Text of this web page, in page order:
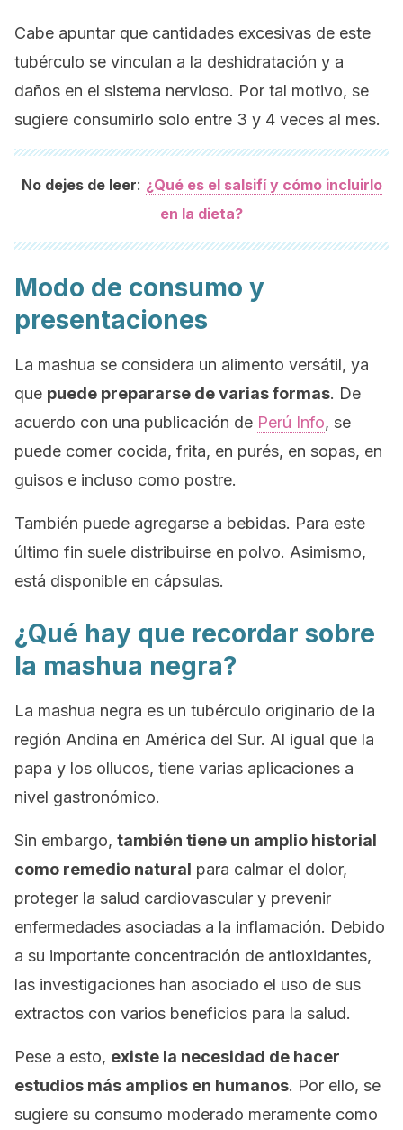
Cabe apuntar que cantidades excesivas de este
tubérculo se vinculan a la deshidratación y a
daños en el sistema nervioso. Por tal motivo, se
sugiere consumirlo solo entre 3 y 4 veces al mes.
No dejes de leer: ¿Qué es el salsifí y cómo incluirlo
en la dieta?
Modo de consumo y
presentaciones
La mashua se considera un alimento versátil, ya
que puede prepararse de varias formas. De
acuerdo con una publicación de Perú Info, se
puede comer cocida, frita, en purés, en sopas, en
guisos e incluso como postre.
También puede agregarse a bebidas. Para este
último fin suele distribuirse en polvo. Asimismo,
está disponible en cápsulas.
¿Qué hay que recordar sobre
la mashua negra?
La mashua negra es un tubérculo originario de la
región Andina en América del Sur. Al igual que la
papa y los ollucos, tiene varias aplicaciones a
nivel gastronómico.
Sin embargo, también tiene un amplio historial
como remedio natural para calmar el dolor,
proteger la salud cardiovascular y prevenir
enfermedades asociadas a la inflamación. Debido
a su importante concentración de antioxidantes,
las investigaciones han asociado el uso de sus
extractos con varios beneficios para la salud.
Pese a esto, existe la necesidad de hacer
estudios más amplios en humanos. Por ello, se
sugiere su consumo moderado meramente como